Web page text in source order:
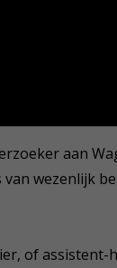
aan
wezenlijk
of assistent-